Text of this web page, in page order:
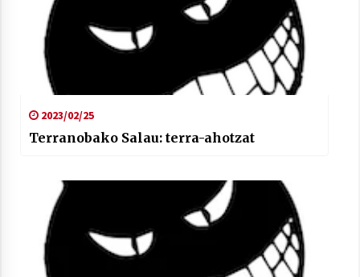
2023/02/25
Terranobako Salau: terra-ahotzat